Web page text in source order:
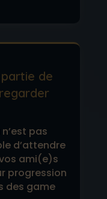
de
pas
d’attendre
ami(e)s
progression
des game